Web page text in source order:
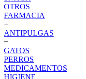
OTROS
FARMACIA
+
ANTIPULGAS
+
GATOS
PERROS
MEDICAMENTOS
HIGIENE